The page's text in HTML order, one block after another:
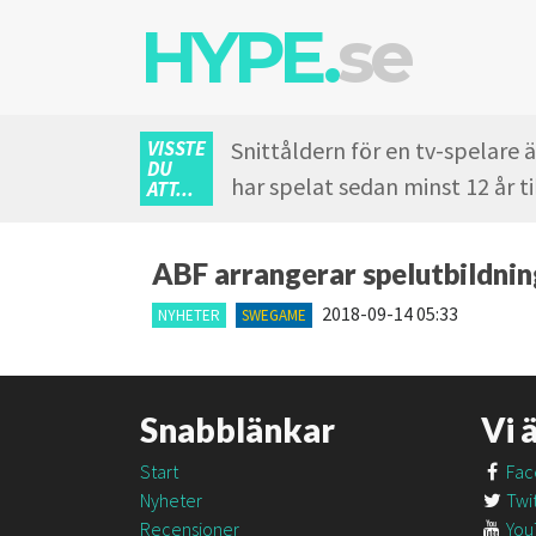
HYPE.se
VISSTE
DU
ATT...
Snittåldern för en tv-spelare
har spelat sedan minst 12 år
ABF arrangerar
NYHETER SWEGAME 2018-09-14 05:33
Snabblänkar
Start
Nyheter
Recensioner
Vi